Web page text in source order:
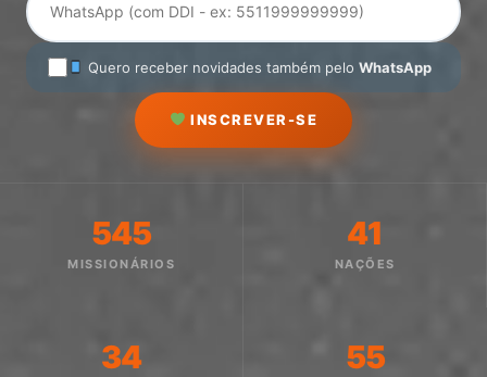
Quero receber novidades também pelo WhatsApp
INSCREVER-SE
545
MISSIONÁRIOS
41
NAÇÕES
34 55